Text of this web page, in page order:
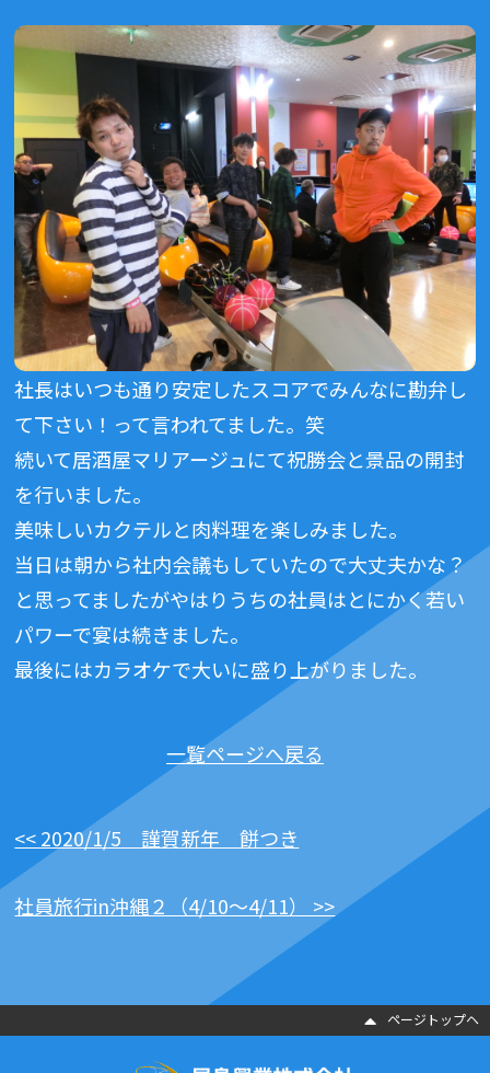
社長はいつも通り安定したスコアでみんなに勘弁し
て下さい！って言われてました。笑
続いて居酒屋マリアージュにて祝勝会と景品の開封
を行いました。
美味しいカクテルと肉料理を楽しみました。
当日は朝から社内会議もしていたので大丈夫かな？
と思ってましたがやはりうちの社員はとにかく若い
パワーで宴は続きました。
最後にはカラオケで大いに盛り上がりました。
一覧ページへ戻る
<< 2020/1/5 謹賀新年 餅つき
社員旅行in沖縄２（4/10～4/11） >>
ページトップヘ